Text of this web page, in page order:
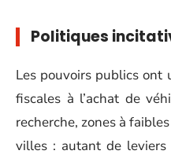
Politiques
Les pouvoirs publics ont
fiscales à l’achat de
recherche, zones à
villes : autant de